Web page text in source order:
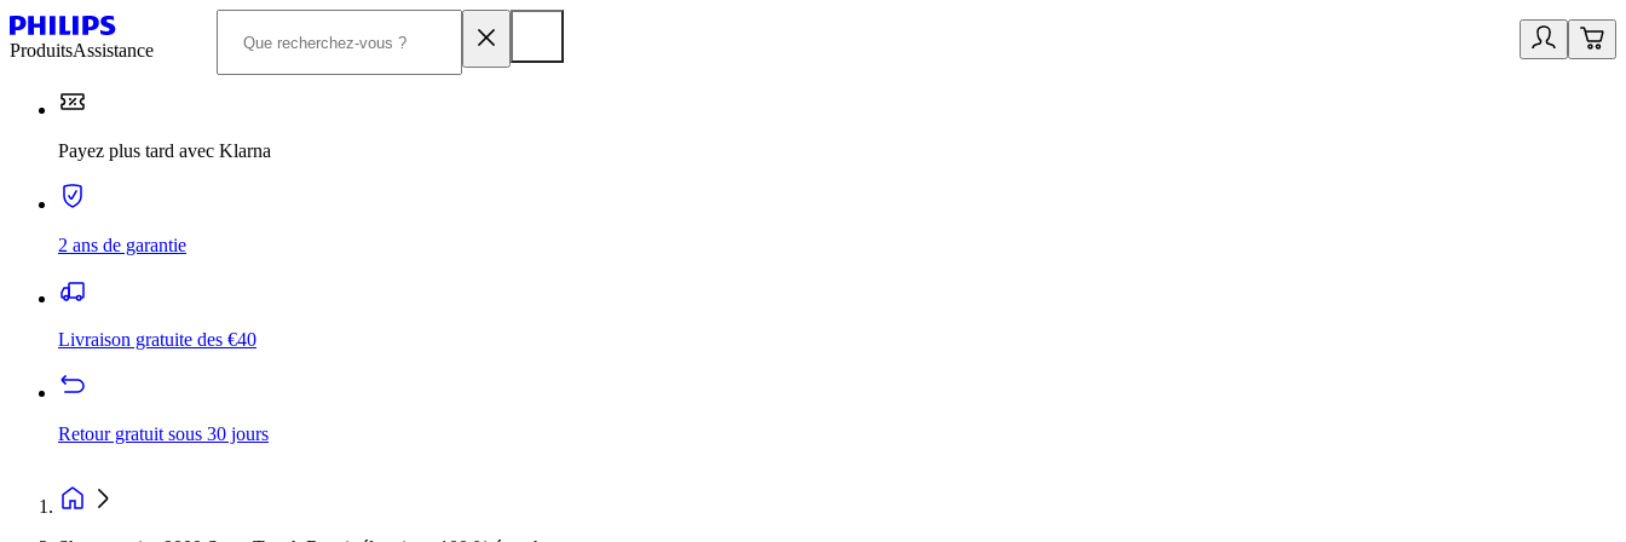
ProduitsAssistance
Payez plus tard avec Klarna
2 ans de garantie
Livraison gratuite des €40
Retour gratuit sous 30 jours